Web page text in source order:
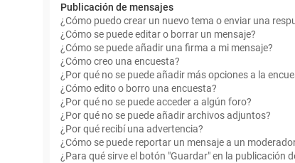
Publicación de mensajes
¿Cómo puedo crear un nuevo tema o enviar una
¿Cómo se puede editar o borrar un mensaje?
¿Cómo se puede añadir una firma a mi mensaje?
¿Cómo creo una encuesta?
¿Por qué no se puede añadir más opciones a la
¿Cómo edito o borro una encuesta?
¿Por qué no se puede acceder a algún foro?
¿Por qué no se puede añadir archivos adjuntos?
¿Por qué recibí una advertencia?
¿Cómo se puede reportar un mensaje a un
¿Para qué sirve el botón "Guardar" en la publicación